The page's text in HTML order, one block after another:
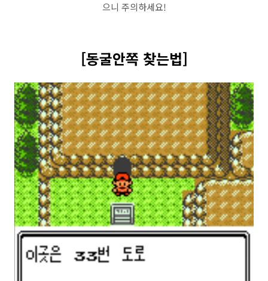
으니 주의하세요!
[동굴안쪽 찾는법]